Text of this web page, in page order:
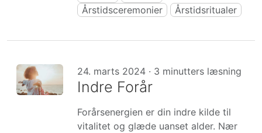
Årstidsceremonier
Årstidsritualer
24. marts 2024 · 3 minutters læsning
Indre Forår
Forårsenergien er din indre kilde til
vitalitet og glæde uanset alder. Nær